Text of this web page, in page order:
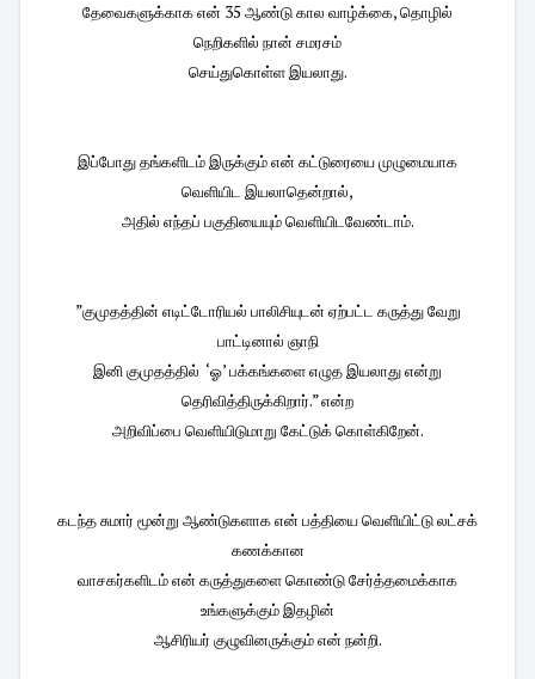
தேவைகளுக்காக என் 35 ஆண்டு கால வாழ்க்கை, தொழில்
நெறிகளில் நான் சமரசம்
செய்துகொள்ள இயலாது.
இப்போது தங்களிடம் இருக்கும் என் கட்டுரையை முழுமையாக
வெளியிட இயலாதென்றால்,
அதில் எந்தப் பகுதியையும் வெளியிடவேண்டாம்.
”குமுதத்தின் எடிட்டோரியல் பாலிசியுடன் ஏற்பட்ட கருத்து வேறு
பாட்டினால் ஞாநி
இனி குமுதத்தில் ‘ஓ’ பக்கங்களை எழுத இயலாது என்று
தெரிவித்திருக்கிறார்.” என்ற
அறிவிப்பை வெளியிடுமாறு கேட்டுக் கொள்கிறேன்.
கடந்த சுமார் மூன்று ஆண்டுகளாக என் பத்தியை வெளியிட்டு லட்சக்
கணக்கான
வாசகர்களிடம் என் கருத்துகளை கொண்டு சேர்த்தமைக்காக
உங்களுக்கும் இதழின்
ஆசிரியர் குழுவினருக்கும் என் நன்றி.